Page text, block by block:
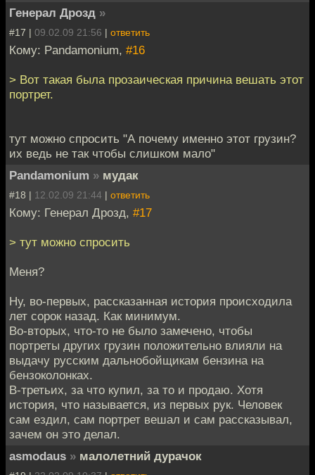
Генерал Дрозд »
#17 | 09.02.09 21:56 | ответить
Кому: Pandamonium, #16
> Вот такая была прозаическая причина вешать этот
портрет.
тут можно спросить "А почему именно этот грузин?
их ведь не так чтобы слишком мало"
Pandamonium » мудак
#18 | 12.02.09 21:44 | ответить
Кому: Генерал Дрозд, #17
> тут можно спросить
Меня?
Ну, во-первых, рассказанная история происходила
лет сорок назад. Как минимум.
Во-вторых, что-то не было замечено, чтобы
портреты других грузин положительно влияли на
выдачу русским дальнобойщикам бензина на
бензоколонках.
В-третьих, за что купил, за то и продаю. Хотя
история, что называется, из первых рук. Человек
сам ездил, сам портрет вешал и сам рассказывал,
зачем он это делал.
asmodaus » малолетний дурачок